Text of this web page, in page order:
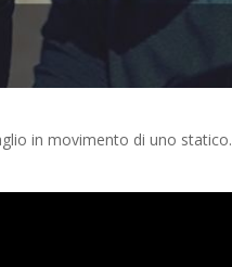
in movimento di uno statico.